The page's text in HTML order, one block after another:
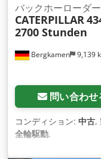
Bergkamen 9,139
バックホーローダー
CATERPILLAR
2700 Stunden
問い合わせ
コンディション: 中古,
全輪駆動,